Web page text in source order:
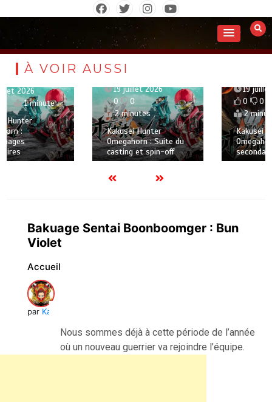
contenu
À VOIR AUSSI
19 juillet 2026
0
0
2 minutes
Kakusei Hunter
Omegahorn : Suite du
casting et spin-off
19 juillet 2026
0
0
2 minutes
Kakusei Hunter
Omegahorn : Le casting
secondaire est révélé
Bakuage Sentai Boonboomger : Bun
Violet
Accueil
par Kai
Nous sommes déjà à cette période de l’année
où un nouveau guerrier va rejoindre l’équipe.